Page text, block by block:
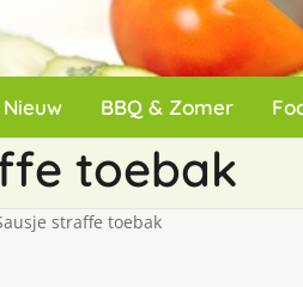
Nieuw BBQ & Zomer
toebak
straffe toebak